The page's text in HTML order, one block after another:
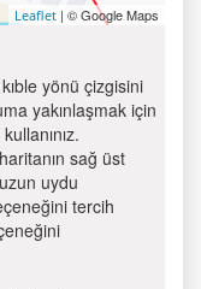
Leaflet | © Google Maps
yönü çizgisini
yakınlaşmak için
sağ üst
uydu
tercih